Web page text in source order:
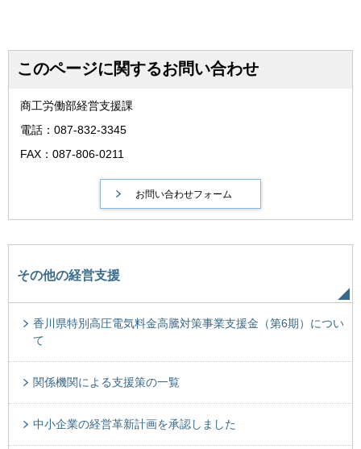
このページに関するお問い合わせ
商工労働部経営支援課
電話：087-832-3345
FAX：087-806-0211
その他の経営支援
香川県特別高圧電気料金高騰対策事業支援金（第6期）につい
て
関係機関による支援策の一覧
中小企業の経営革新計画を承認しました